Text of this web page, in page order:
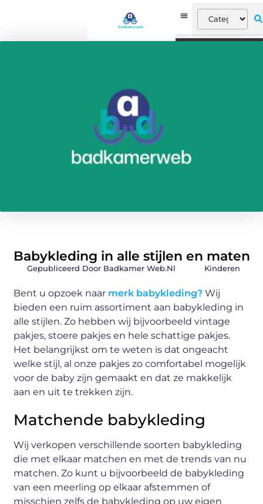
Babykleding in alle stijlen en maten
Gepubliceerd Door Badkamer Web.nl Kinderen
Bent u opzoek naar merk babykleding? Wij
bieden een ruim assortiment aan babykleding in
alle stijlen. Zo hebben wij bijvoorbeeld vintage
pakjes, stoere pakjes en hele schattige pakjes.
Het belangrijkst om te weten is dat ongeacht
welke stijl, al onze pakjes zo comfortabel mogelijk
voor de baby zijn gemaakt en dat ze makkelijk
aan en uit te trekken zijn.
Matchende babykleding
Wij verkopen verschillende soorten babykleding
die met elkaar matchen en met de trends van nu
matchen. Zo kunt u bijvoorbeeld de babykleding
van een meerling op elkaar afstemmen of
misschien zelfs de babykleding op uw eigen